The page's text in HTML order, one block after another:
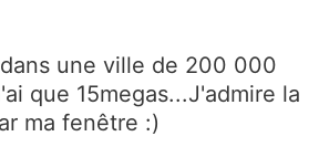
une ville de 200 000
que 15megas...J'admire la
ma fenêtre :)